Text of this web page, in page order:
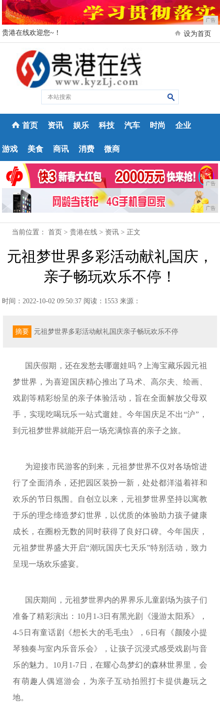
广告
贵港在线欢迎您~！ 设为首页
首页 资讯 娱乐 科技 汽车 时尚 企业
游戏 美食 商讯 消费 微商
广告
广告
当前位置：首页 >贵港在线 > 资讯 > 正文
元祖梦世界多彩活动献礼国庆，
亲子畅玩欢乐不停！
时间：2022-10-02 09:50:37 阅读：1553 来源：
摘要 元祖梦世界多彩活动献礼国庆亲子畅玩欢乐不停
国庆假期，还在发愁去哪遛娃吗？上海宝藏乐园元祖
梦世界，为喜迎国庆精心推出了马术、高尔夫、绘画、
戏剧等精彩纷呈的亲子体验活动，旨在全面解放父母双
手，实现吃喝玩乐一站式遛娃。今年国庆足不出“沪”，
到元祖梦世界就能开启一场充满惊喜的亲子之旅。
为迎接市民游客的到来，元祖梦世界不仅对各场馆进
行了全面消杀，还把园区装扮一新，处处都洋溢着祥和
欢乐的节日氛围。自创立以来，元祖梦世界坚持以寓教
于乐的理念缔造梦幻世界，以优质的体验助力孩子健康
成长，在圈粉无数的同时获得了良好口碑。今年国庆，
元祖梦世界盛大开启“潮玩国庆七天乐”特别活动，致力
呈现一场欢乐盛宴。
国庆期间，元祖梦世界内的界界乐儿童剧场为孩子们
准备了精彩演出：10月1-3日有黑光剧《漫游太阳系》，
4-5日有童话剧《想长大的毛毛虫》，6日有《颜陵小提
琴独奏与室内乐音乐会》，让孩子沉浸式感受戏剧与音
乐的魅力。10月1-7日，在耀心岛梦幻的森林世界里，会
有萌趣人偶巡游会，为亲子互动拍照打卡提供趣玩之
地。